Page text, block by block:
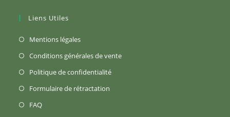
Liens Utiles
Mentions légalesS’ouvre
nouvel
onglet
Conditions générales de venteS’ouvre
Politique de confidentialitéS’ouvre
Formulaire de rétractation
FAQS’ouvre